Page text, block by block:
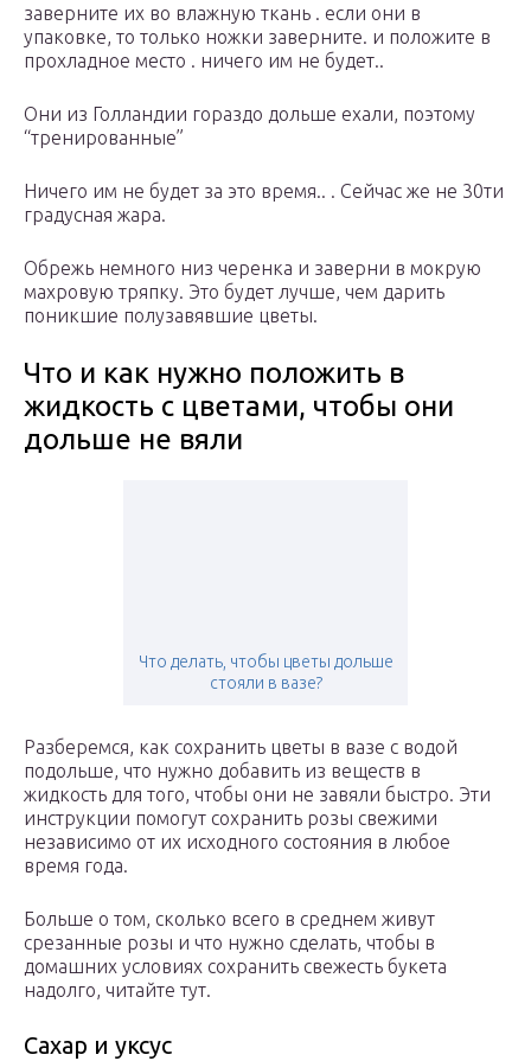
заверните их во влажную ткань . если они в
упаковке, то только ножки заверните. и положите в
прохладное место . ничего им не будет..
Они из Голландии гораздо дольше ехали, поэтому
“тренированные”
Ничего им не будет за это время.. . Сейчас же не 30ти
градусная жара.
Обрежь немного низ черенка и заверни в мокрую
махровую тряпку. Это будет лучше, чем дарить
поникшие полузавявшие цветы.
Что и как нужно положить в
жидкость с цветами, чтобы они
дольше не вяли
Что делать, чтобы цветы дольше
стояли в вазе?
Разберемся, как сохранить цветы в вазе с водой
подольше, что нужно добавить из веществ в
жидкость для того, чтобы они не завяли быстро. Эти
инструкции помогут сохранить розы свежими
независимо от их исходного состояния в любое
время года.
Больше о том, сколько всего в среднем живут
срезанные розы и что нужно сделать, чтобы в
домашних условиях сохранить свежесть букета
надолго, читайте тут.
Сахар и уксус